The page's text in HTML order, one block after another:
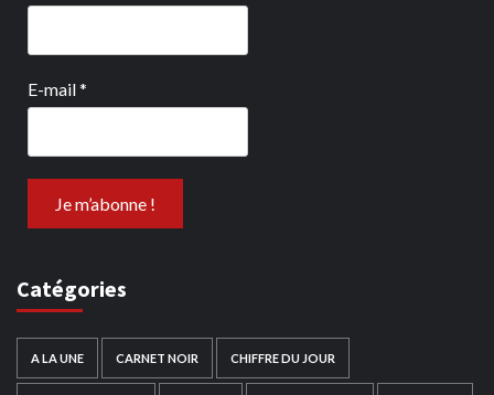
E-mail*
Catégories
A LA UNE CARNET NOIR CHIFFRE DU JOUR